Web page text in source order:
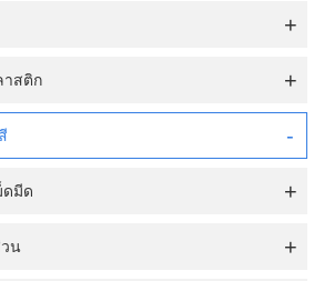
สติก
ดมีด
น